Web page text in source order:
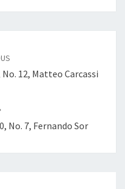
12, Matteo Carcassi
No. 7, Fernando Sor